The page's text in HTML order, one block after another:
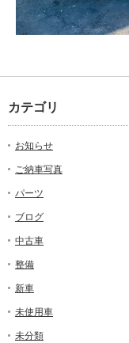
カテゴリ
お知らせ
ご納車写真
パーツ
ブログ
中古車
整備
新車
未使用車
未分類